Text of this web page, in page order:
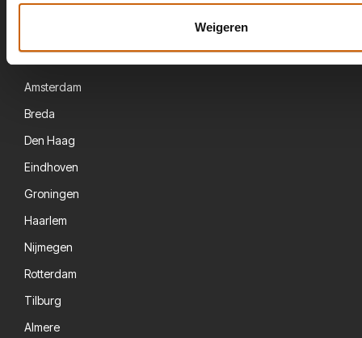
Weigeren
Amsterdam
Breda
Den Haag
Eindhoven
Groningen
Haarlem
Nijmegen
Rotterdam
Tilburg
Almere